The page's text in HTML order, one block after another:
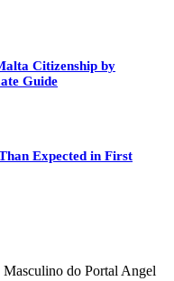
Citizenship by
Guide
Expected in First
do Portal Angel